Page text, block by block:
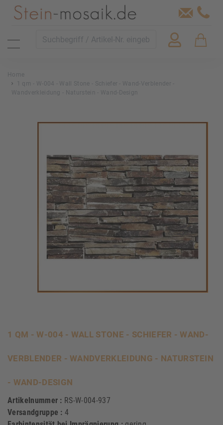
Home
1 qm - W-004 - Wall Stone - Schiefer - Wand-Verblender -
Wandverkleidung - Naturstein - Wand-Design
1 QM - W-004 - WALL STONE - SCHIEFER - WAND-
VERBLENDER - WANDVERKLEIDUNG - NATURSTEIN
- WAND-DESIGN
Artikelnummer : RS-W-004-937
Versandgruppe :4